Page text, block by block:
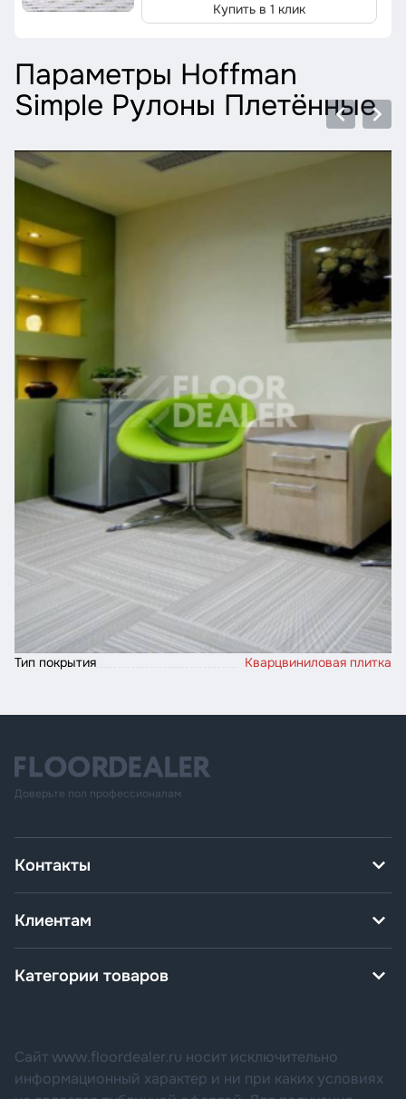
Купить в 1 клик
Параметры Hoffman
Simple Рулоны Плетённые
Тип покрытия Кварцвиниловая плитка
Доверьте пол профессионалам
Категории товаров
Клиентам
Контакты
Сайт www.floordealer.ru носит исключительно
информационный характер и ни при каких условиях